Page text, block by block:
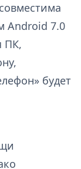
Android 7.0
ПК,
будет